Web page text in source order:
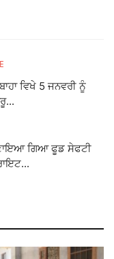
ਵਿਖੇ 5 ਜਨਵਰੀ ਨੂੰ
ਗਿਆ ਫੂਡ ਸੇਫਟੀ